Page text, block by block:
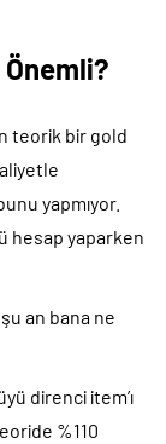
teorik bir gold
yapmıyor.
hesap yaparken
an bana ne
direnci item’ı
%110